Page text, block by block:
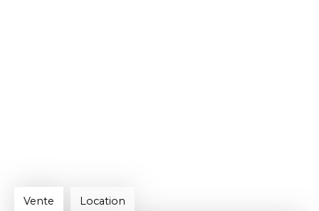
Vente Location